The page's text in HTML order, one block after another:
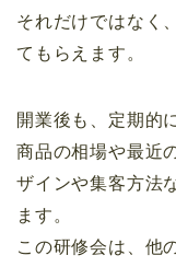
それだけではなく
てもらえます。
開業後も、定期的
商品の相場や最近
ザインや集客方法
ます。
この研修会は、他